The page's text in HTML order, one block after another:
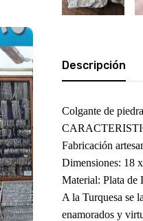
Descripción
Colgante de
Fabricación
Dimensiones: 18
Material: Plata de
A la Turquesa se
enamorados y